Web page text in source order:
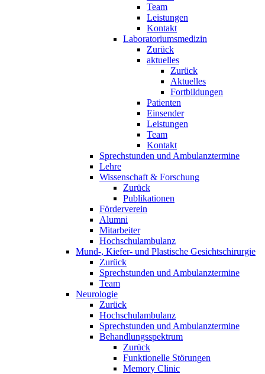
Team
Leistungen
Kontakt
Laboratoriumsmedizin
Zurück
aktuelles
Zurück
Aktuelles
Fortbildungen
Patienten
Einsender
Leistungen
Team
Kontakt
Sprechstunden und Ambulanztermine
Lehre
Wissenschaft & Forschung
Zurück
Publikationen
Förderverein
Alumni
Mitarbeiter
Hochschulambulanz
Mund-, Kiefer- und Plastische Gesichtschirurgie
Zurück
Sprechstunden und Ambulanztermine
Team
Neurologie
Zurück
Hochschulambulanz
Sprechstunden und Ambulanztermine
Behandlungsspektrum
Zurück
Funktionelle Störungen
Memory Clinic